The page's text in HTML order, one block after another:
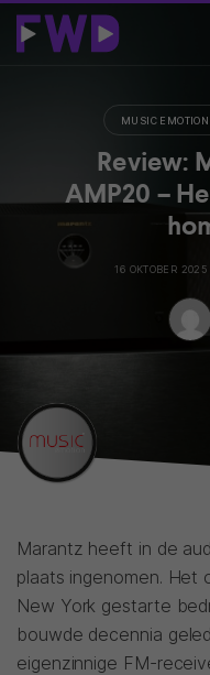
MUSIC EMOTION
Review:
AMP20 –
16 OKTOBER 2025
Marantz heeft in de
plaats ingenomen. Het
New York gestarte
bouwde decennia
eigenzinnige FM-